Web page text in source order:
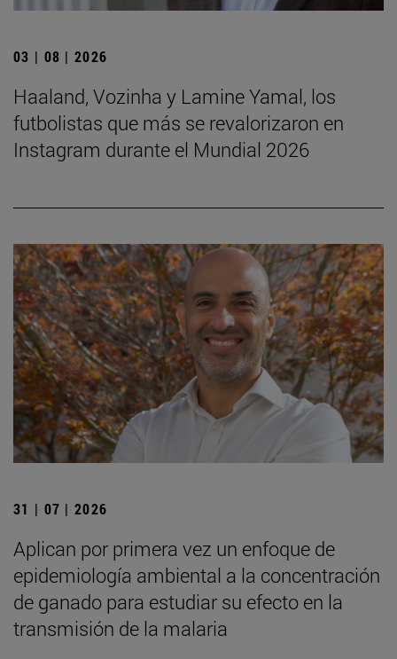
03 | 08 | 2026
Haaland, Vozinha y Lamine Yamal, los
futbolistas que más se revalorizaron en
Instagram durante el Mundial 2026
31 | 07 | 2026
Aplican por primera vez un enfoque de
epidemiología ambiental a la concentración
de ganado para estudiar su efecto en la
transmisión de la malaria